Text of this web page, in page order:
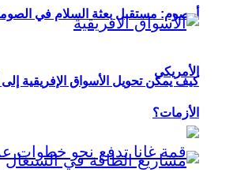
أوصوم: مستقبل بعثة السلام في
الأمريكي
كيف يمكن تحويل الأسواق الإفريقية
الأزمات؟